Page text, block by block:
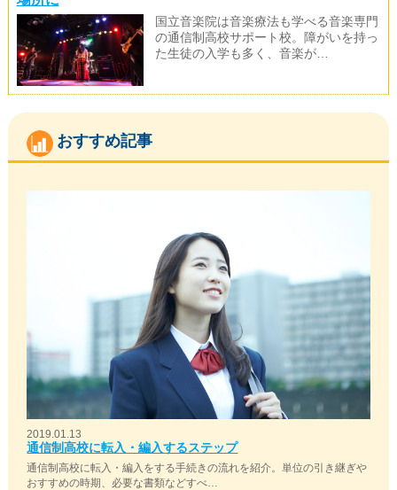
国立音楽院は音楽療法も学べる音楽専門
の通信制高校サポート校。障がいを持っ
た生徒の入学も多く、音楽が…
おすすめ記事
2019.01.13
通信制高校に転入・編入するステップ
通信制高校に転入・編入をする手続きの流れを紹介。単位の引き継ぎや
おすすめの時期、必要な書類などすべ…